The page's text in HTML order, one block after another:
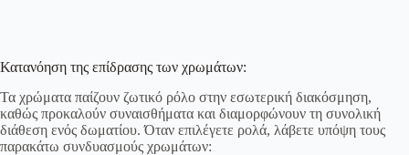
Κατανόηση της επίδρασης των χρωμάτων:
Τα χρώματα παίζουν ζωτικό ρόλο στην εσωτερική διακόσμηση,
καθώς προκαλούν συναισθήματα και διαμορφώνουν τη συνολική
διάθεση ενός δωματίου. Όταν επιλέγετε ρολά, λάβετε υπόψη τους
παρακάτω συνδυασμούς χρωμάτων: